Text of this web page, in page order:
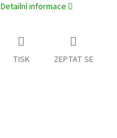
Detailní informace
TISK ZEPTAT SE